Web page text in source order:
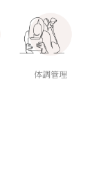
体調管理